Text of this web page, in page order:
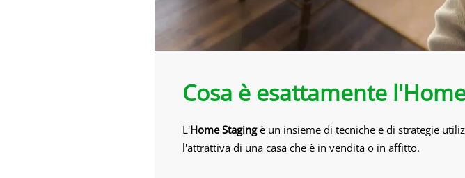
Cosa è esattamente
L'Home Stagingè un insieme di tecniche e di strategie
l'attrattiva di una casa che è in vendita o in affitto.